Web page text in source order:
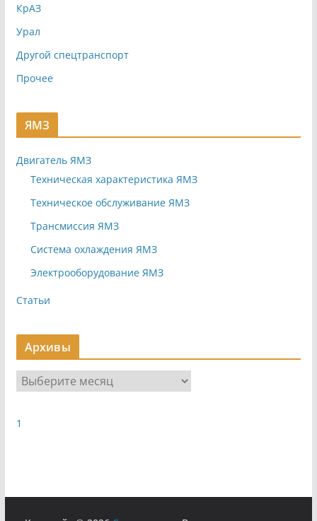
КрАЗ
Урал
Другой спецтранспорт
Прочее
ЯМЗ
Двигатель ЯМЗ
Техническая характеристика ЯМЗ
Техническое обслуживание ЯМЗ
Трансмиссия ЯМЗ
Система охлаждения ЯМЗ
Электрооборудование ЯМЗ
Статьи
Архивы
р
и
1